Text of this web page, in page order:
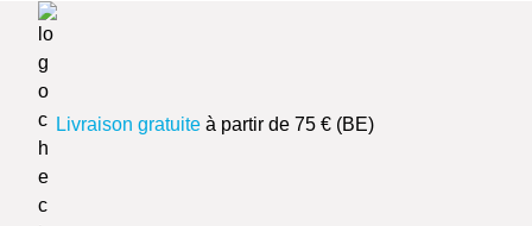
Livraison gratuite à partir de 75 € (BE)